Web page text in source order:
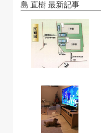
島 直樹 最新記事